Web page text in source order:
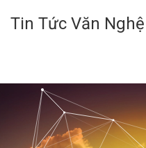
Tin Tức Văn